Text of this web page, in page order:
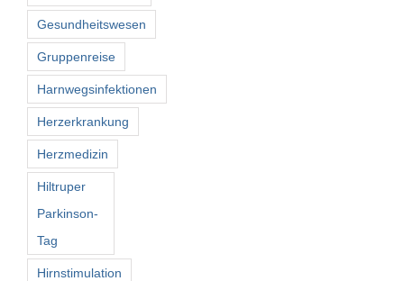
Gesundheitswesen
Gruppenreise
Harnwegsinfektionen
Herzerkrankung
Herzmedizin
Hiltruper
Parkinson-
Tag
Hirnstimulation